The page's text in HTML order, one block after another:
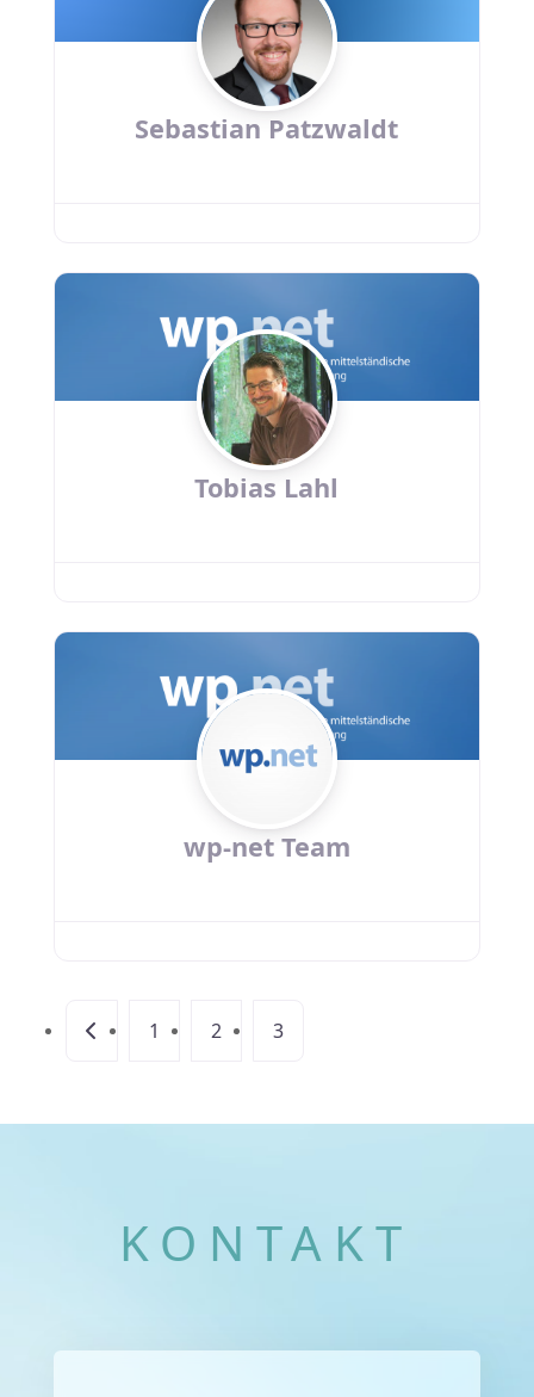
Sebastian Patzwaldt
Tobias Lahl
wp-net Team
Beitragsnavigation
Neuere Beiträge
1 2 3
KONTAKT